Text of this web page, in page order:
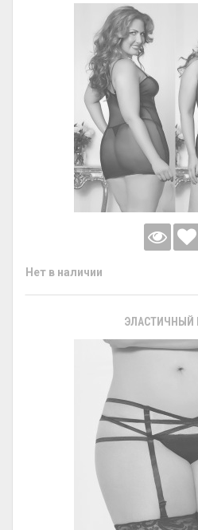
Нет в наличии
ЭЛАСТИЧНЫЙ